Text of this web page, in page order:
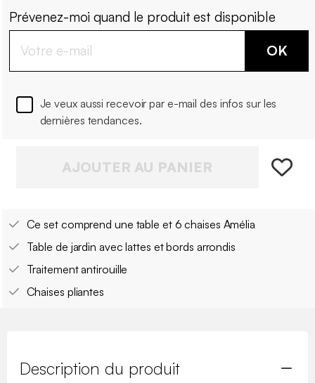
Prévenez-moi quand le produit est disponible
OK
Je veux aussi recevoir par e-mail des infos sur les
dernières tendances.
AJOUTER AU PANIER
Ce set comprend une table et 6 chaises Amélia
Table de jardin avec lattes et bords arrondis
Traitement antirouille
Chaises pliantes
Description du produit